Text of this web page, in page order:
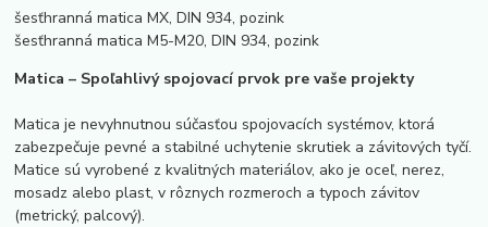
šesťhranná matica MX, DIN 934, pozink
šesťhranná matica M5-M20, DIN 934, pozink
Matica – Spoľahlivý spojovací prvok pre vaše projekty
Matica je nevyhnutnou súčasťou spojovacích systémov, ktorá
zabezpečuje pevné a stabilné uchytenie skrutiek a závitových tyčí.
Matice sú vyrobené z kvalitných materiálov, ako je oceľ, nerez,
mosadz alebo plast, v rôznych rozmeroch a typoch závitov
(metrický, palcový).